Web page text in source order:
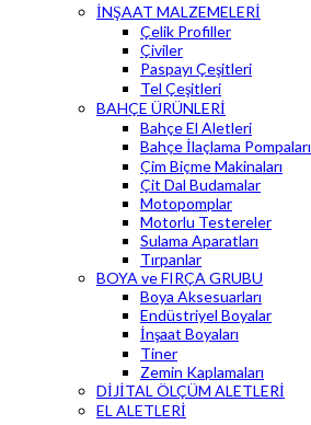
İNŞAAT MALZEMELERİ
Çelik Profiller
Çiviler
Paspayı Çeşitleri
Tel Çeşitleri
BAHÇE ÜRÜNLERİ
Bahçe El Aletleri
Bahçe İlaçlama Pompaları
Çim Biçme Makinaları
Çit Dal Budamalar
Motopomplar
Motorlu Testereler
Sulama Aparatları
Tırpanlar
BOYA ve FIRÇA GRUBU
Boya Aksesuarları
Endüstriyel Boyalar
İnşaat Boyaları
Tiner
Zemin Kaplamaları
DİJİTAL ÖLÇÜM ALETLERİ
EL ALETLERİ